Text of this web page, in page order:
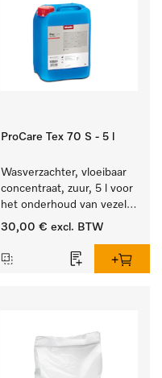
ProCare Tex 70 S - 5 l
Wasverzachter, vloeibaar
concentraat, zuur, 5 l voor
het onderhoud van vezels
zodat het textiel lang
30,00 € excl. BTW